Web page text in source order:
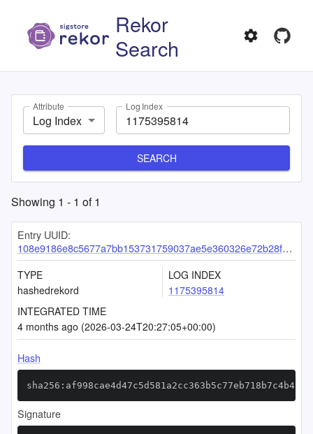
Rekor
Search
Attribute
Log Index
Log Index
SEARCH
Showing 1 - 1 of1
Entry UUID:
108e9186e8c5677a7bb153731759037ae5e360326e72b28fb0ee45ce365be6e316b4cf75b86c443f
TYPE
hashedrekord
LOG INDEX
1175395814
INTEGRATED TIME
4 months ago (2026-03-24T20:27:05+00:00)
Hash
Signature